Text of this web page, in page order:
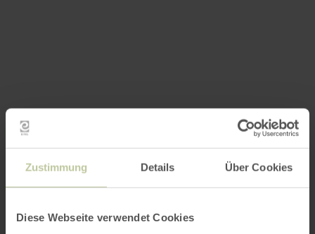
Zustimmung Details Über Cookies
Diese Webseite verwendet Cookies